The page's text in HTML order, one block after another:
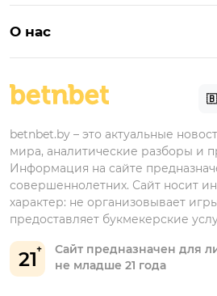
БК для ставок на киберспорт
Бонусы Бетера
Бонусы Винлайн
Марафонбет
О нас
21
Сайт предназначен для
не младше 21 года
betnbet.by – это актуальные
мира, аналитические разборы и
Информация на сайте
совершеннолетних. Сайт носит
характер: не организовывает
предоставляет букмекерские